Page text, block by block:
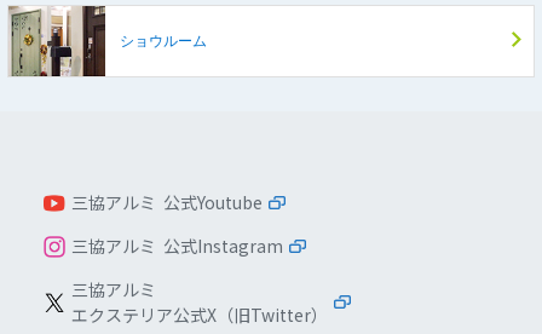
ショウルーム
三協アルミ 公式Youtube
三協アルミ 公式Instagram
三協アルミ
エクステリア公式X（旧Twitter）